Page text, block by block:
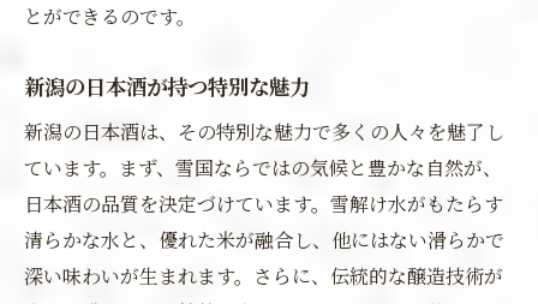
とができるのです。
新潟の日本酒が持つ特別な魅力
新潟の日本酒は、その特別な魅力で多くの人々を魅了し
ています。まず、雪国ならではの気候と豊かな自然が、
日本酒の品質を決定づけています。雪解け水がもたらす
清らかな水と、優れた米が融合し、他にはない滑らかで
深い味わいが生まれます。さらに、伝統的な醸造技術が